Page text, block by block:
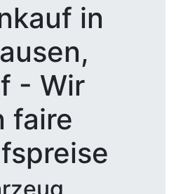
in
- Wir
faire